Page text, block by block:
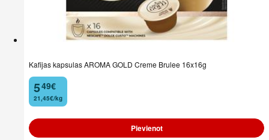
Kafijas kapsulas AROMA GOLD Creme Brulee 16x16g
5
. 49€
21,45€/kg
Pievienot